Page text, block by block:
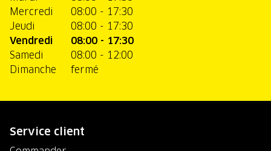
Mercredi
08:00 - 17:30
Jeudi
08:00 - 17:30
Vendredi
08:00 - 17:30
Samedi
08:00 - 12:00
Dimanche
fermé
Service client